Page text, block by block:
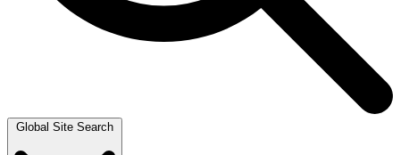
Global Site Search